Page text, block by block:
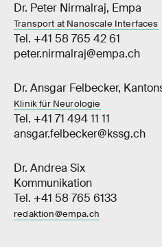
Dr. Peter Nirmalraj, Empa
Transport at Nanoscale Interfaces
Tel. +41 58 765 42 61
peter.nirmalraj@empa.ch
Dr. Ansgar Felbecker,
Klinik für Neurologie
Tel. +41 71 494 11 11
ansgar.felbecker@kssg.ch
Dr. Andrea Six
Kommunikation
Tel. +41 58 765 6133
redaktion@empa.ch